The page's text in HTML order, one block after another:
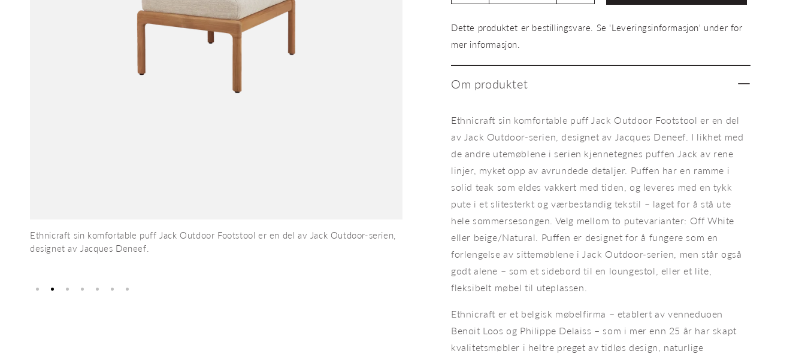
Ethnicraft sin komfortable puff Jack Outdoor Footstool er en del av Jack Outdoor-serien,
designet av Jacques Deneef.
Loungestol Jack Outdoor Lounge Chair og puff Jack Outdoor Footstool fra Ethnicraft med
antallet
Puff
Jack
Footstool
antallet
Puff
Footstool
Dette produktet er bestillingsvare. Se 'Leveringsinformasjon' under for
mer informasjon.
Om produktet
Ethnicraft sin komfortable puff Jack Outdoor Footstool er en del
av Jack Outdoor-serien, designet av Jacques Deneef. I likhet med
de andre utemøblene i serien kjennetegnes puffen Jack av rene
linjer, myket opp av avrundede detaljer. Puffen har en ramme i
solid teak som eldes vakkert med tiden, og leveres med en tykk
pute i et slitesterkt og værbestandig tekstil – laget for å stå ute
hele sommersesongen. Velg mellom to putevarianter: Off White
eller beige/Natural. Puffen er designet for å fungere som en
forlengelse av sittemøblene i Jack Outdoor-serien, men står også
godt alene – som et sidebord til en loungestol, eller et lite,
fleksibelt møbel til uteplassen.
Ethnicraft er et belgisk møbelfirma – etablert av venneduoen
Benoit Loos og Philippe Delaiss – som i mer enn 25 år har skapt
kvalitetsmøbler i heltre preget av tidløs design, naturlige